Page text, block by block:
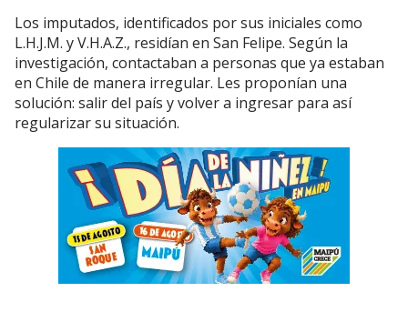
Los imputados, identificados por sus iniciales como
L.H.J.M. y V.H.A.Z., residían en San Felipe. Según la
investigación, contactaban a personas que ya estaban
en Chile de manera irregular. Les proponían una
solución: salir del país y volver a ingresar para así
regularizar su situación.